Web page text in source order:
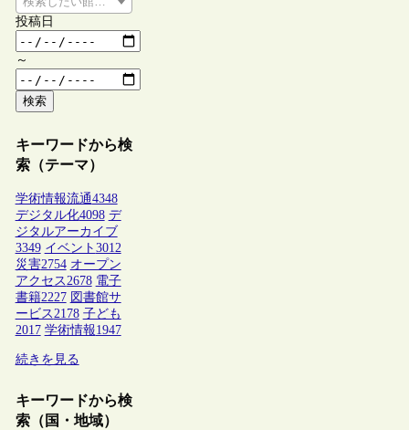
投稿日
～
検索
キーワードから検
索（テーマ）
学術情報流通4348
デジタル化4098 デ
ジタルアーカイブ
3349 イベント 3012
災害2754 オープン
アクセス 2678 電子
書籍2227 図書館サ
ービス 2178 子ども
2017 学術情報1947
続きを見る
キーワードから検
索（国・地域）